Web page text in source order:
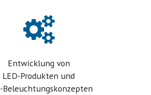
Entwicklung von
LED-Produkten und
-Beleuchtungskonzepten